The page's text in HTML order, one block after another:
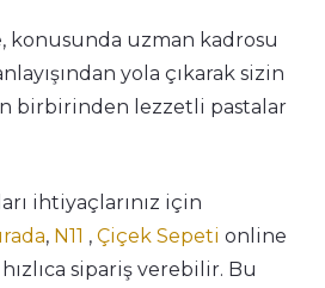
konusunda uzman kadrosu
yola çıkarak sizin
birbirinden lezzetli pastalar
ihtiyaçlarınız için
, N11 , Çiçek Sepeti online
sipariş verebilir. Bu